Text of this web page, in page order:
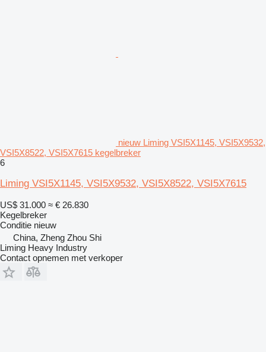
nieuw Liming VSI5X1145, VSI5X9532,
VSI5X8522, VSI5X7615 kegelbreker
6
Liming VSI5X1145, VSI5X9532, VSI5X8522, VSI5X7615
US$ 31.000 ≈ € 26.830
Kegelbreker
Conditie nieuw
China, Zheng Zhou Shi
Liming Heavy Industry
Contact opnemen met verkoper